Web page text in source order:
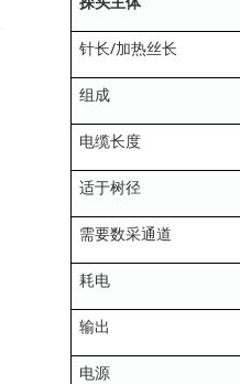
针长/加热丝长
组成
电缆长度
适于树径
需要数采通道
耗电
输出
电源